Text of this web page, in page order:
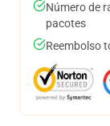
Número de
pacotes
Reembolso